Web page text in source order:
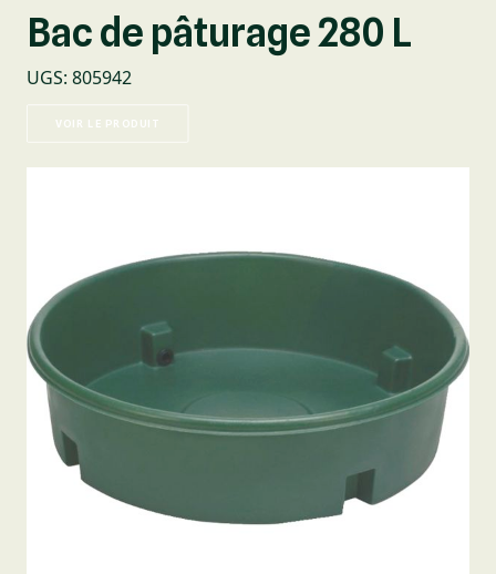
Bac de pâturage 280 L
UGS: 805942
VOIR LE PRODUIT